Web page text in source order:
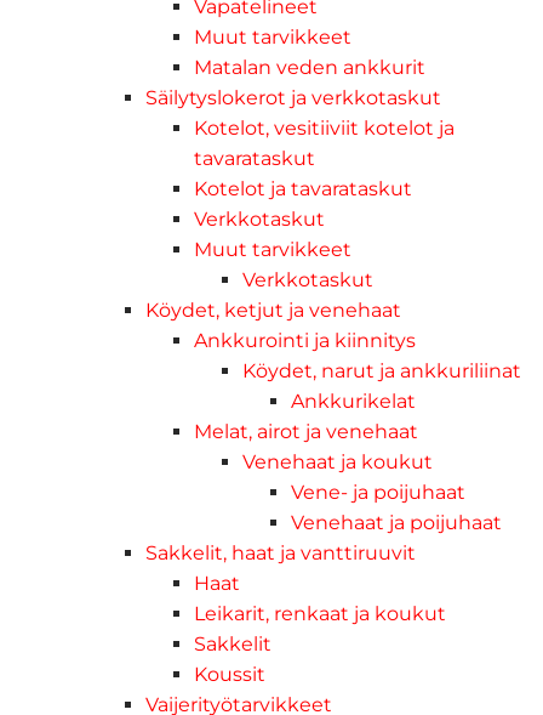
Vapatelineet
Muut tarvikkeet
Matalan veden ankkurit
Säilytyslokerot ja verkkotaskut
Kotelot, vesitiiviit kotelot ja
tavarataskut
Kotelot ja tavarataskut
Verkkotaskut
Muut tarvikkeet
Verkkotaskut
Köydet, ketjut ja venehaat
Ankkurointi ja kiinnitys
Köydet, narut ja ankkuriliinat
Ankkurikelat
Melat, airot ja venehaat
Venehaat ja koukut
Vene- ja poijuhaat
Venehaat ja poijuhaat
Sakkelit, haat ja vanttiruuvit
Haat
Leikarit, renkaat ja koukut
Sakkelit
Koussit
Vaijerityötarvikkeet